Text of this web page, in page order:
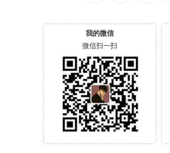
我的微信
微信扫一扫